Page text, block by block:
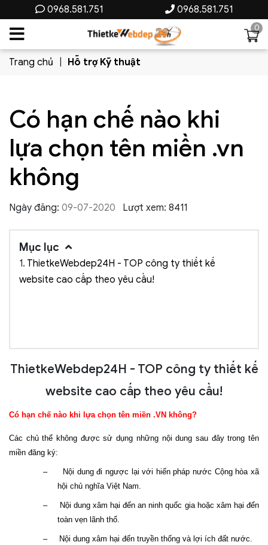
0968.581.751 0968.581.751
0
Trang chủ Hỗ trợ Kỹ thuật
Có hạn chế nào khi
lựa chọn tên miền .vn
không
Ngày đăng: 09-07-2020 Lượt xem: 8411
Mục lục
1. ThietkeWebdep24H - TOP công ty thiết kế
website cao cấp theo yêu cầu!
ThietkeWebdep24H - TOP công ty thiết kế
website cao cấp theo yêu cầu!
Có hạn chế nào khi lựa chọn tên miền .VN không?
Các chủ thể không được sử dụng những nội dung sau đây trong tên
miền đăng ký:
–
Nội dung đi ngược lại với hiến pháp nước Cộng hòa xã
hội chủ nghĩa Việt Nam.
–
Nội dung xâm hại đến an ninh quốc gia hoặc xâm hại đến
toàn vẹn lãnh thổ.
– Nội dung xâm hại đến truyền thống và lợi ích đất nước.